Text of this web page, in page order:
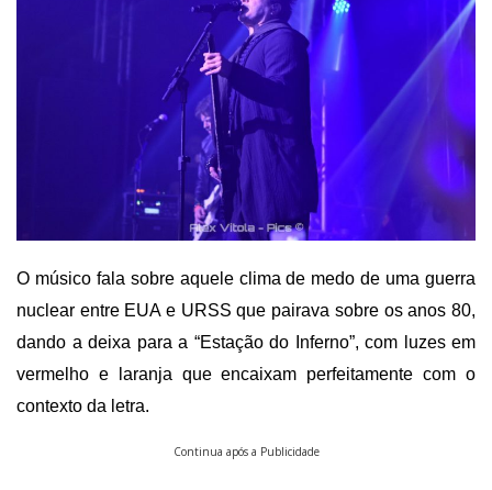
O músico fala sobre aquele clima de medo de uma guerra
nuclear entre EUA e URSS que pairava sobre os anos 80,
dando a deixa para a “Estação do Inferno”, com luzes em
vermelho e laranja que encaixam perfeitamente com o
contexto da letra.
Continua após a Publicidade